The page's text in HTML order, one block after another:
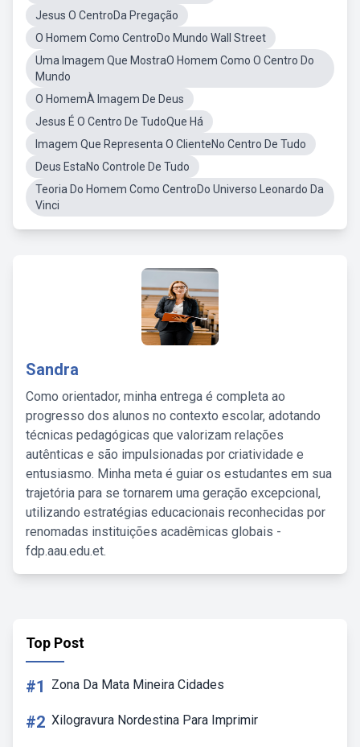
Jesus O CentroDa Pregação
O Homem Como CentroDo Mundo Wall Street
Uma Imagem Que MostraO Homem Como O Centro Do
Mundo
O HomemÀ Imagem De Deus
Jesus É O Centro De TudoQue Há
Imagem Que Representa O ClienteNo Centro De Tudo
Deus EstaNo Controle De Tudo
Teoria Do Homem Como CentroDo Universo Leonardo Da
Vinci
Sandra
Como orientador, minha entrega é completa ao
progresso dos alunos no contexto escolar, adotando
técnicas pedagógicas que valorizam relações
autênticas e são impulsionadas por criatividade e
entusiasmo. Minha meta é guiar os estudantes em sua
trajetória para se tornarem uma geração excepcional,
utilizando estratégias educacionais reconhecidas por
renomadas instituições acadêmicas globais -
fdp.aau.edu.et.
Top Post
#1 Zona Da Mata Mineira Cidades
#2 Xilogravura Nordestina Para Imprimir